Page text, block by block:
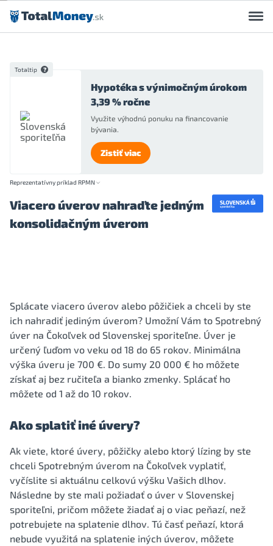
Preskočiť na obsah
Totaltip
Hypotéka s výnimočným úrokom
3,39 % ročne
Využite výhodnú ponuku na financovanie
bývania.
Zistiť viac
Reprezentatívny príklad RPMN
Viacero úverov nahraďte jedným
konsolidačným úverom
Splácate viacero úverov alebo pôžičiek a chceli by ste
ich nahradiť jediným úverom? Umožní Vám to Spotrebný
úver na Čokoľvek od Slovenskej sporiteľne. Úver je
určený ľuďom vo veku od 18 do 65 rokov. Minimálna
výška úveru je 700 €. Do sumy 20 000 € ho môžete
získať aj bez ručiteľa a bianko zmenky. Splácať ho
môžete od 1 až do 10 rokov.
Ako splatiť iné úvery?
Ak viete, ktoré úvery, pôžičky alebo ktorý lízing by ste
chceli Spotrebným úverom na Čokoľvek vyplatiť,
vyčíslite si aktuálnu celkovú výšku Vašich dlhov.
Následne by ste mali požiadať o úver v Slovenskej
sporiteľni, pričom môžete žiadať aj o viac peňazí, než
potrebujete na splatenie dlhov. Tú časť peňazí, ktorá
nebude využitá na splatenie iných úverov, môžete